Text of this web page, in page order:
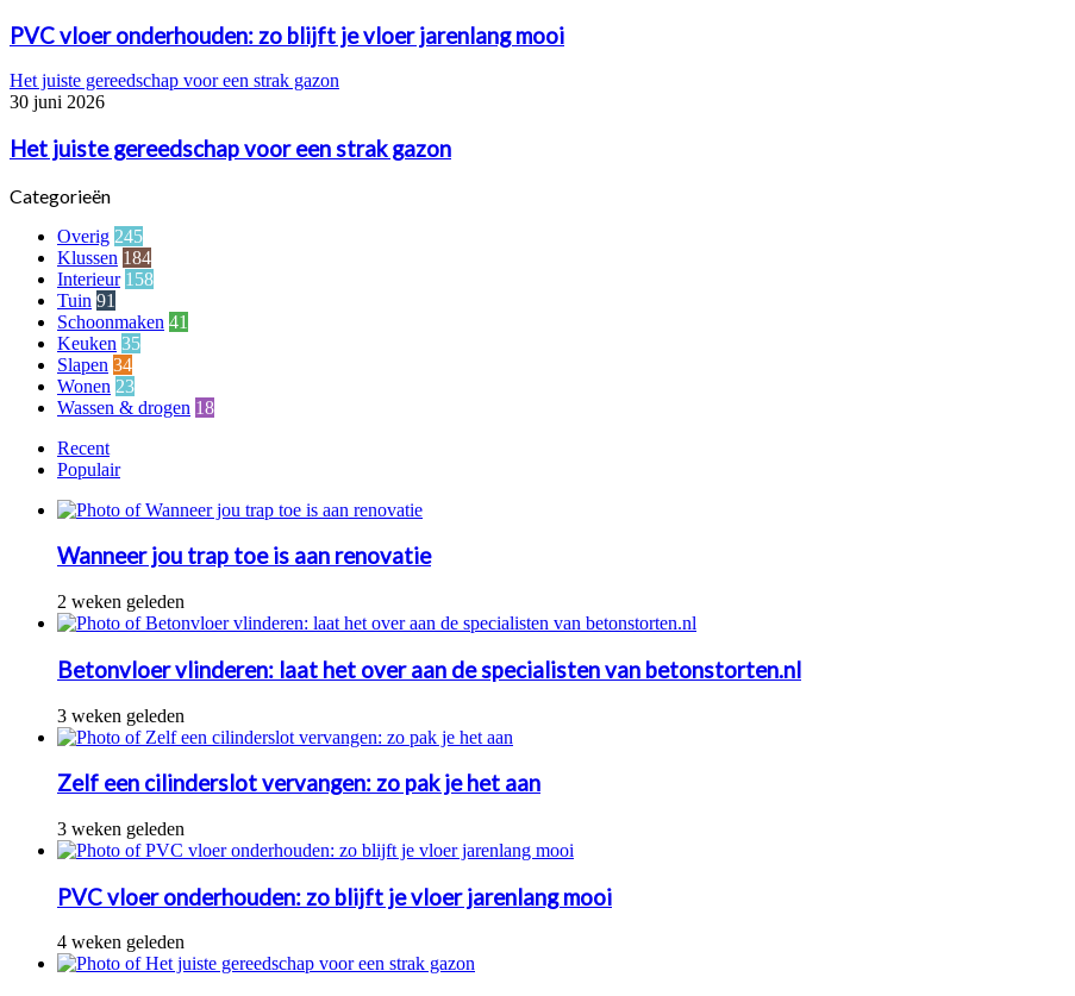
PVC vloer onderhouden: zo blijft je vloer jarenlang mooi
Het juiste gereedschap voor een strak gazon
30 juni 2026
Het juiste gereedschap voor een strak gazon
Categorieën
Overig 245
Klussen 184
Interieur 158
Tuin 91
Schoonmaken 41
Keuken 35
Slapen 34
Wonen 23
Wassen & drogen 18
Recent
Populair
Wanneer jou trap toe is aan renovatie
2 weken geleden
Betonvloer vlinderen: laat het over aan de specialisten van betonstorten.nl
3 weken geleden
Zelf een cilinderslot vervangen: zo pak je het aan
3 weken geleden
PVC vloer onderhouden: zo blijft je vloer jarenlang mooi
4 weken geleden